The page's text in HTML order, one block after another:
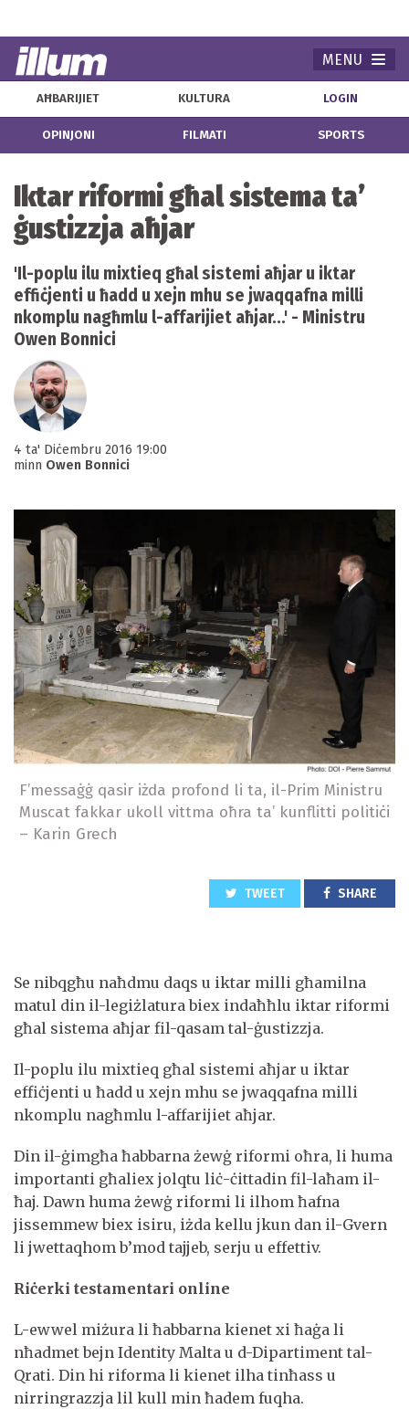
MENU
AĦBARIJIET KULTURA LOGIN
OPINJONI FILMATI SPORTS
Iktar riformi għal sistema ta’
ġustizzja aħjar
'Il-poplu ilu mixtieq għal sistemi aħjar u iktar
effiċjenti u ħadd u xejn mhu se jwaqqafna milli
nkomplu nagħmlu l-affarijiet aħjar...' - Ministru
Owen Bonnici
4 ta' Diċembru 2016 19:00
minn Owen Bonnici
F’messaġġ qasir iżda profond li ta, il-Prim Ministru
Muscat fakkar ukoll vittma oħra ta’ kunflitti politiċi
– Karin Grech
TWEET SHARE
Se nibqgħu naħdmu daqs u iktar milli għamilna
matul din il-legiżlatura biex indaħħlu iktar riformi
għal sistema aħjar fil-qasam tal-ġustizzja.
Il-poplu ilu mixtieq għal sistemi aħjar u iktar
effiċjenti u ħadd u xejn mhu se jwaqqafna milli
nkomplu nagħmlu l-affarijiet aħjar.
Din il-ġimgħa ħabbarna żewġ riformi oħra, li huma
importanti għaliex jolqtu liċ-ċittadin fil-laħam il-
ħaj. Dawn huma żewġ riformi li ilhom ħafna
jissemmew biex isiru, iżda kellu jkun dan il-Gvern
li jwettaqhom b’mod tajjeb, serju u effettiv.
Riċerki testamentari online
L-ewwel miżura li ħabbarna kienet xi ħaġa li
nħadmet bejn Identity Malta u d-Dipartiment tal-
Qrati. Din hi riforma li kienet ilha tinħass u
nirringrazzja lil kull min ħadem fuqha.